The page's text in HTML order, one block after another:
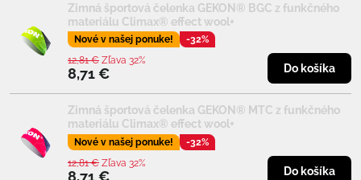
Zimná športová čelenka GEKON® BGC z funkčného
materiálu Climax® effect wool+
Nové v našej ponuke! -32%
8,71 €
12,81 € Zľava 32%
Do košíka
Zimná športová čelenka GEKON® MTC z funkčného
materiálu Climax® effect wool+
Nové v našej ponuke! -32%
8,71 €
12,81 € Zľava 32%
Do košíka